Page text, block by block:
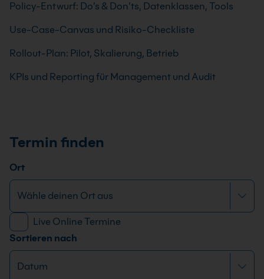
Policy-Entwurf: Do’s & Don’ts, Datenklassen, Tools
Use-Case-Canvas und Risiko-Checkliste
Rollout-Plan: Pilot, Skalierung, Betrieb
KPIs und Reporting für Management und Audit
Termin finden
Ort
Live Online Termine
Sortieren nach